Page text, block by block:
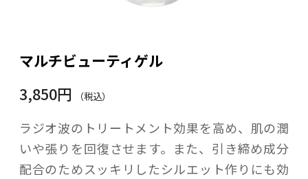
マルチビューティゲル
3,850円 （税込）
ラジオ波のトリートメント効果を高め、肌の潤
いや張りを回復させます。また、引き締め成分
配合のためスッキリしたシルエット作りにも効